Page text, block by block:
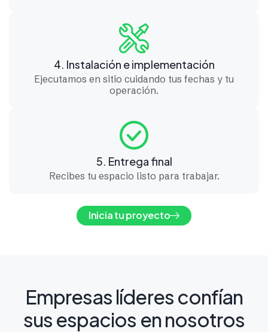
4. Instalación e implementación
Ejecutamos en sitio cuidando tus fechas y tu
operación.
5. Entrega final
Recibes tu espacio listo para trabajar.
Inicia tu proyecto
Empresas líderes confían
sus espacios en nosotros